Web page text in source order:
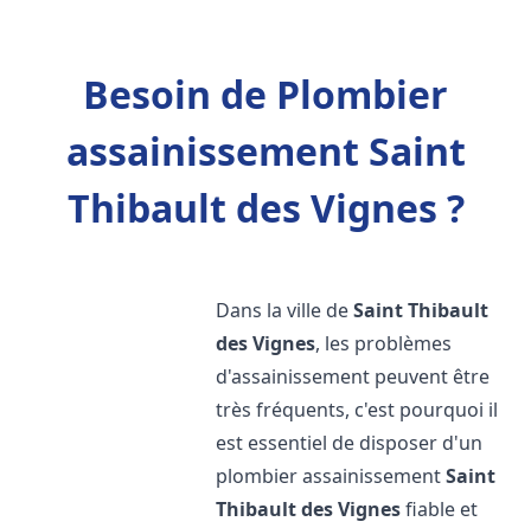
Besoin de Plombier
assainissement Saint
Thibault des Vignes ?
Dans la ville deSaint Thibault
des Vignes, les problèmes
d'assainissement peuvent être
très fréquents, c'est pourquoi il
est essentiel de disposer d'un
plombier assainissementSaint
Thibault des Vignesfiable et